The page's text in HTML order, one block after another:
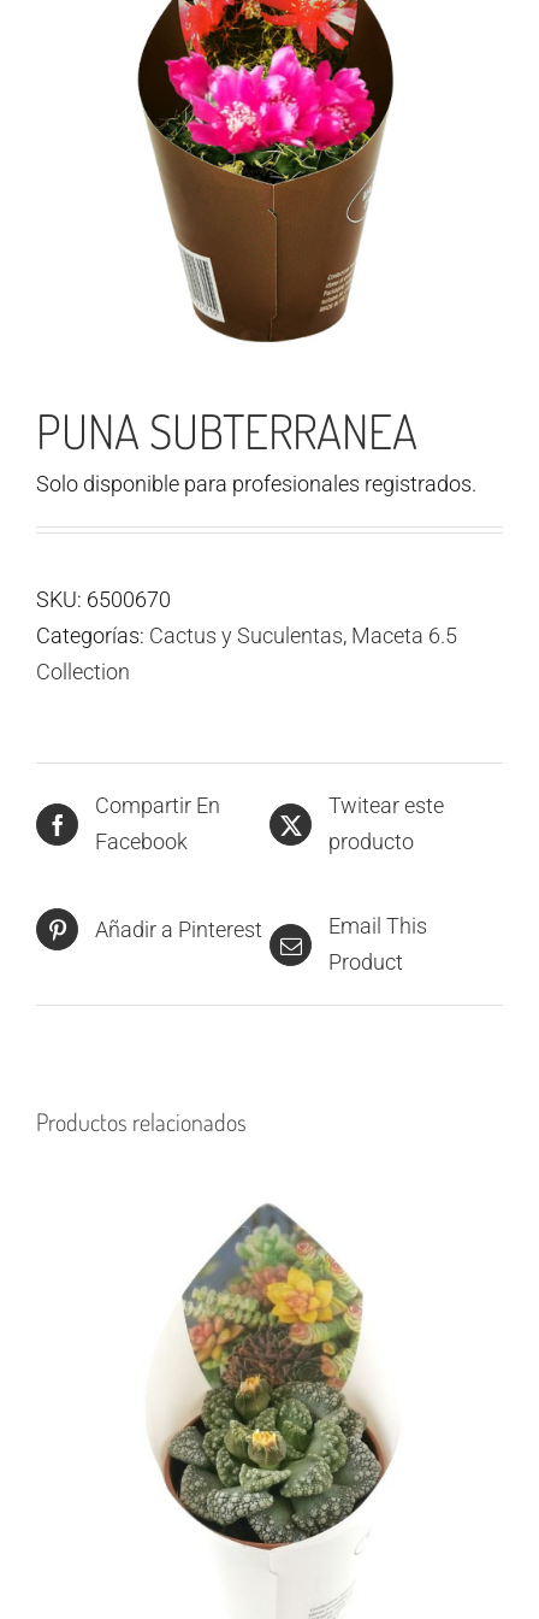
PUNA SUBTERRANEA
Solo disponible para profesionales registrados.
SKU: 6500670
Categorías: Cactus y Suculentas, Maceta 6.5
Collection
Compartir En
Facebook
Twitear este
producto
Añadir a Pinterest
Email This
Product
Productos relacionados